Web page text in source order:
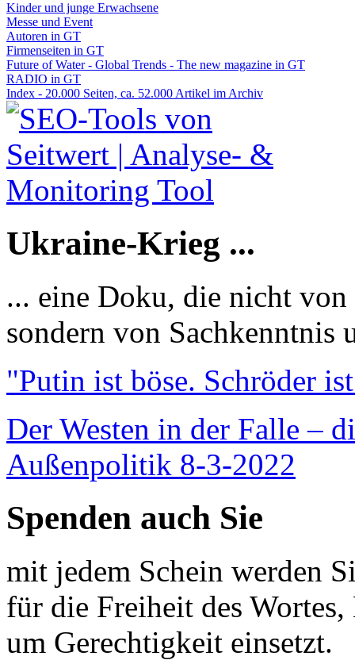
Kinder und junge Erwachsene
Messe und Event
Autoren in GT
Firmenseiten in GT
Future of Water - Global Trends - The new magazine in GT
RADIO in GT
Index - 20.000 Seiten, ca. 52.000 Artikel im Archiv
Ukraine-Krieg ...
... eine Doku, die nicht
sondern von Sachkenntnis
"Putin ist böse. Schröder
Der Westen in der Falle –
Außenpolitik 8-3-2022
Spenden auch Sie
mit jedem Schein werden
für die Freiheit des
um Gerechtigkeit einsetzt.